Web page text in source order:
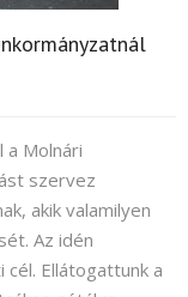
Molnári
szervez
akik valamilyen
Az idén
Ellátogattunk a